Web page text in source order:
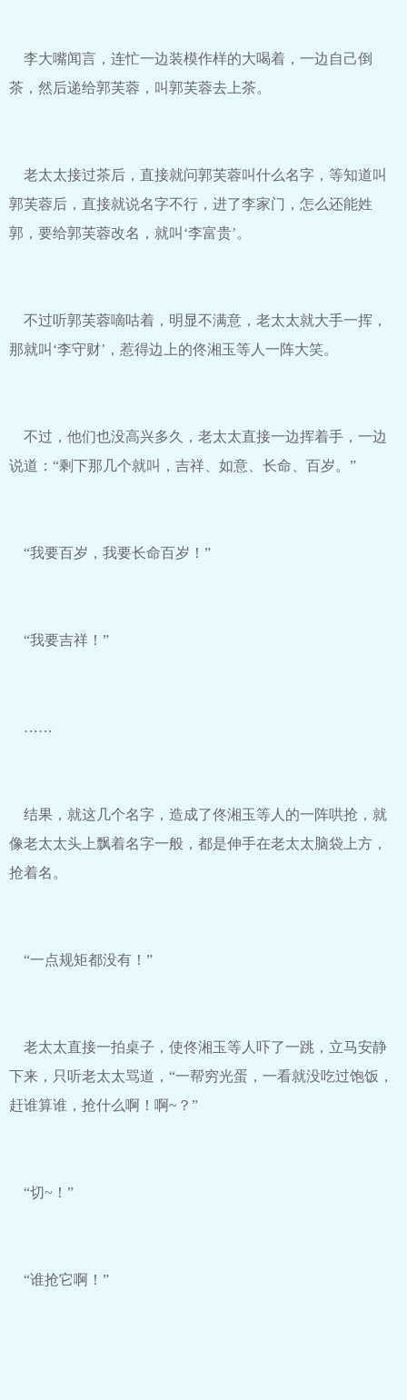
李大嘴闻言，连忙一边装模作样的大喝着，一边自己倒
茶，然后递给郭芙蓉，叫郭芙蓉去上茶。
老太太接过茶后，直接就问郭芙蓉叫什么名字，等知道叫
郭芙蓉后，直接就说名字不行，进了李家门，怎么还能姓
郭，要给郭芙蓉改名，就叫‘李富贵’。
不过听郭芙蓉嘀咕着，明显不满意，老太太就大手一挥，
那就叫‘李守财’，惹得边上的佟湘玉等人一阵大笑。
不过，他们也没高兴多久，老太太直接一边挥着手，一边
说道：“剩下那几个就叫，吉祥、如意、长命、百岁。”
“我要百岁，我要长命百岁！”
“我要吉祥！”
……
结果，就这几个名字，造成了佟湘玉等人的一阵哄抢，就
像老太太头上飘着名字一般，都是伸手在老太太脑袋上方，
抢着名。
“一点规矩都没有！”
老太太直接一拍桌子，使佟湘玉等人吓了一跳，立马安静
下来，只听老太太骂道，“一帮穷光蛋，一看就没吃过饱饭，
赶谁算谁，抢什么啊！啊~？”
“切~！”
“谁抢它啊！”